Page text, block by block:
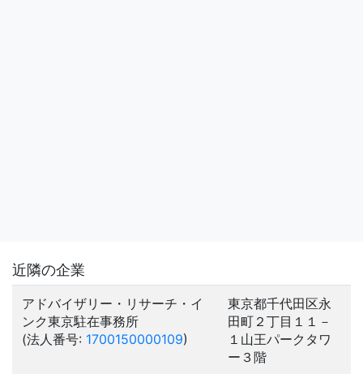
近隣の企業
アドバイザリー・リサーチ・イ
ンク東京駐在事務所
(法人番号: 1700150000109)
東京都千代田区永
田町２丁目１１－
１山王パークタワ
ー３階